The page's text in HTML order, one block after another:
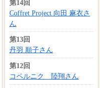
第14回
Coffret Project 向田 麻衣さ
ん
第13回
丹羽 順子さん
第12回
コペルニク 陸翔さん